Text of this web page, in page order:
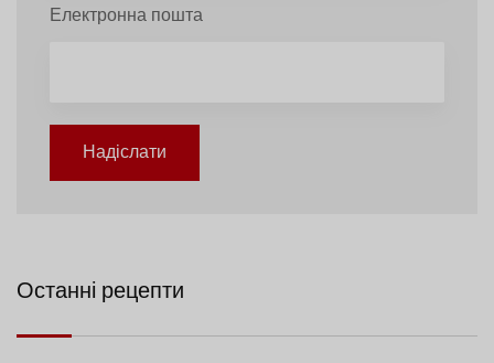
Електронна пошта
Надіслати
Останні рецепти